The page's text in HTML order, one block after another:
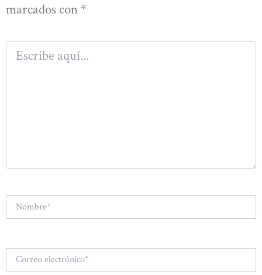
marcados con *
Escribe
aquí...
Nombre*
electrónico*